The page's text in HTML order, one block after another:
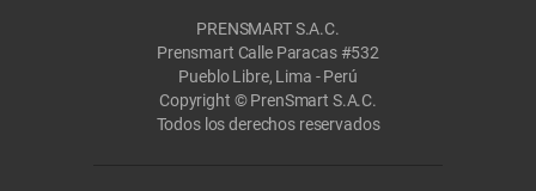
PRENSMART S.A.C.
Prensmart Calle Paracas #532
Pueblo Libre, Lima - Perú
Copyright © PrenSmart S.A.C.
Todos los derechos reservados